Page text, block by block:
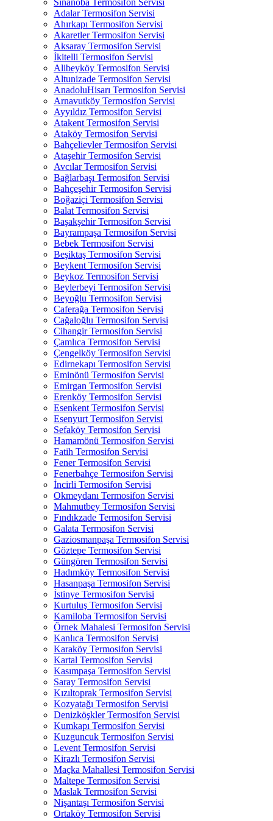
Sinanoba Termosifon Servisi
Adalar Termosifon Servisi
Ahırkapı Termosifon Servisi
Akaretler Termosifon Servisi
Aksaray Termosifon Servisi
İkitelli Termosifon Servisi
Alibeyköy Termosifon Servisi
Altunizade Termosifon Servisi
AnadoluHisarı Termosifon Servisi
Arnavutköy Termosifon Servisi
Ayyıldız Termosifon Servisi
Atakent Termosifon Servisi
Ataköy Termosifon Servisi
Bahçelievler Termosifon Servisi
Ataşehir Termosifon Servisi
Avcılar Termosifon Servisi
Bağlarbaşı Termosifon Servisi
Bahçeşehir Termosifon Servisi
Boğaziçi Termosifon Servisi
Balat Termosifon Servisi
Başakşehir Termosifon Servisi
Bayrampaşa Termosifon Servisi
Bebek Termosifon Servisi
Beşiktaş Termosifon Servisi
Beykent Termosifon Servisi
Beykoz Termosifon Servisi
Beylerbeyi Termosifon Servisi
Beyoğlu Termosifon Servisi
Caferağa Termosifon Servisi
Cağaloğlu Termosifon Servisi
Cihangir Termosifon Servisi
Çamlıca Termosifon Servisi
Çengelköy Termosifon Servisi
Edirnekapı Termosifon Servisi
Eminönü Termosifon Servisi
Emirgan Termosifon Servisi
Erenköy Termosifon Servisi
Esenkent Termosifon Servisi
Esenyurt Termosifon Servisi
Sefaköy Termosifon Servisi
Hamamönü Termosifon Servisi
Fatih Termosifon Servisi
Fener Termosifon Servisi
Fenerbahçe Termosifon Servisi
İncirli Termosifon Servisi
Okmeydanı Termosifon Servisi
Mahmutbey Termosifon Servisi
Fındıkzade Termosifon Servisi
Galata Termosifon Servisi
Gaziosmanpaşa Termosifon Servisi
Göztepe Termosifon Servisi
Güngören Termosifon Servisi
Hadımköy Termosifon Servisi
Hasanpaşa Termosifon Servisi
İstinye Termosifon Servisi
Kurtuluş Termosifon Servisi
Kamiloba Termosifon Servisi
Örnek Mahalesi Termosifon Servisi
Kanlıca Termosifon Servisi
Karaköy Termosifon Servisi
Kartal Termosifon Servisi
Kasımpaşa Termosifon Servisi
Saray Termosifon Servisi
Kızıltoprak Termosifon Servisi
Kozyatağı Termosifon Servisi
Denizköşkler Termosifon Servisi
Kumkapı Termosifon Servisi
Kuzguncuk Termosifon Servisi
Levent Termosifon Servisi
Kirazlı Termosifon Servisi
Maçka Mahallesi Termosifon Servisi
Maltepe Termosifon Servisi
Maslak Termosifon Servisi
Nişantaşı Termosifon Servisi
Ortaköy Termosifon Servisi